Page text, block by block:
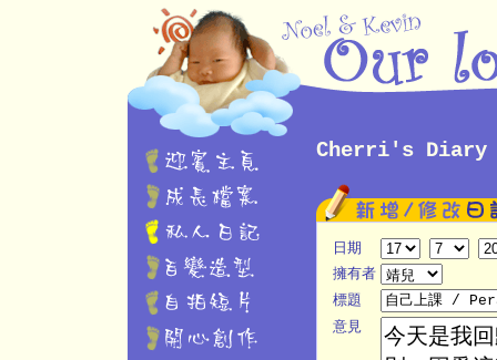
Cherri's Diary
日期
擁有者
標題
意見